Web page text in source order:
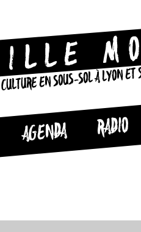
CULTURE EN SOUS-SOL À LYON
AGENDA RADIO